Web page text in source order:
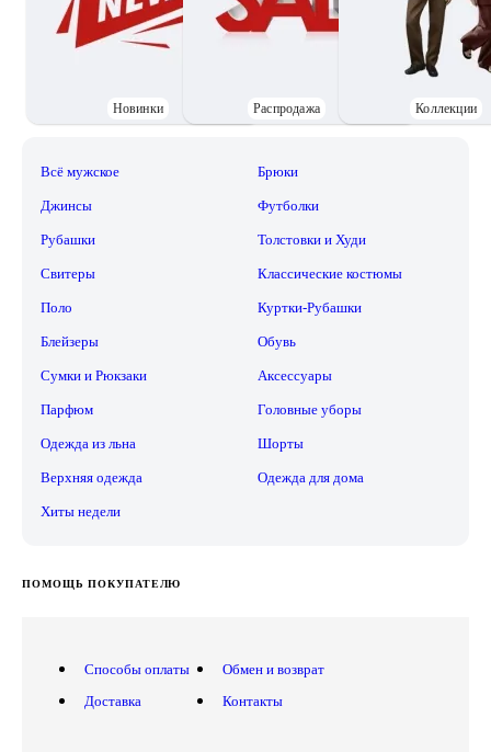
Новинки Распродажа Коллекции
Всё мужское Брюки
Джинсы Футболки
Рубашки Толстовки и Худи
Свитеры Классические костюмы
Поло Куртки-Рубашки
Блейзеры Обувь
Сумки и Рюкзаки Аксессуары
Парфюм Головные уборы
Одежда из льна Шорты
Верхняя одежда Одежда для дома
Хиты недели
ПОМОЩЬ ПОКУПАТЕЛЮ
Способы оплаты
Доставка
Обмен и возврат
Контакты